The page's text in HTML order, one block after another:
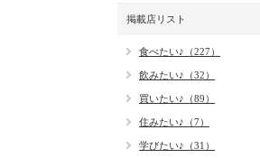
掲載店リスト
食べたい♪（227）
飲みたい♪（32）
買いたい♪（89）
住みたい♪（7）
学びたい♪（31）